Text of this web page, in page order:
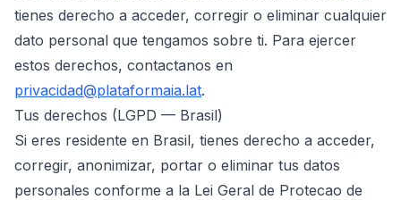
tienes derecho a acceder, corregir o eliminar cualquier
dato personal que tengamos sobre ti. Para ejercer
estos derechos, contactanos en
privacidad@plataformaia.lat.
Tus derechos (LGPD — Brasil)
Si eres residente en Brasil, tienes derecho a acceder,
corregir, anonimizar, portar o eliminar tus datos
personales conforme a la Lei Geral de Protecao de